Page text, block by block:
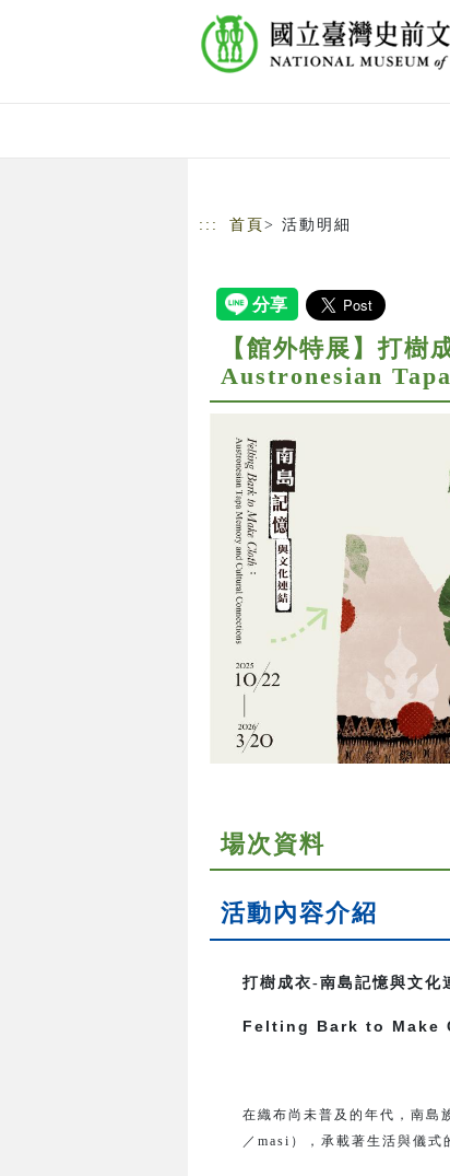
::: 首頁 > 活動明細
【館外特展】打
Austronesian
場次資料
活動內容介紹
打樹成衣-南島記憶與文化
Felting Bark to Make
在織布尚未普及的年代，南
／masi），承載著生活與儀式